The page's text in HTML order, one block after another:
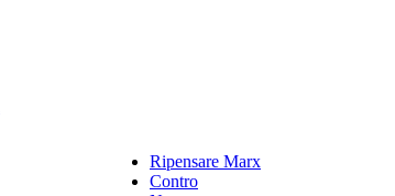
Ripensare Marx
Contro